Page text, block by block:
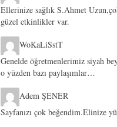
Ellerinize sağlık S.Ahmet
güzel etkinlikler var.
WoKaLiSstT
Genelde öğretmenlerimiz siyah
o yüzden bazı paylaşımlar…
Adem ŞENER
Sayfanızı çok beğendim.Elinize